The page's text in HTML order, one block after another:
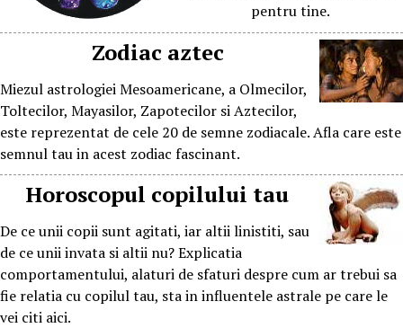
pentru tine.
Zodiac aztec
Miezul astrologiei Mesoamericane, a Olmecilor,
Toltecilor, Mayasilor, Zapotecilor si Aztecilor,
este reprezentat de cele 20 de semne zodiacale. Afla care este
semnul tau in acest zodiac fascinant.
Horoscopul copilului tau
De ce unii copii sunt agitati, iar altii linistiti, sau
de ce unii invata si altii nu? Explicatia
comportamentului, alaturi de sfaturi despre cum ar trebui sa
fie relatia cu copilul tau, sta in influentele astrale pe care le
vei citi aici.